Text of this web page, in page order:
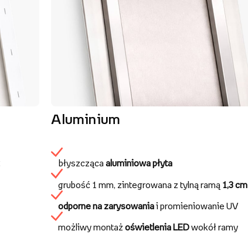
Aluminium
błyszczącaaluminiowa płyta
grubość 1 mm, zintegrowana z tylną ramą 1,3 cm
odporne na zarysowaniai promieniowanie UV
możliwy montażoświetlenia LEDwokół ramy